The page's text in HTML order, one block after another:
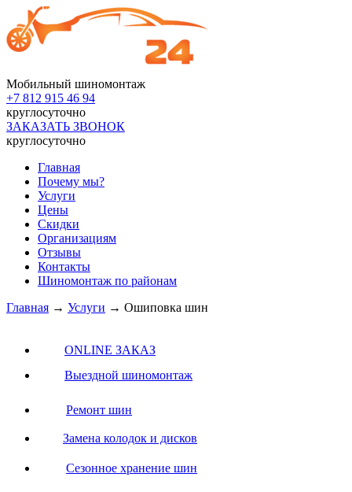
Мобильный шиномонтаж
+7 812 915 46 94
круглосуточно
ЗАКАЗАТЬ ЗВОНОК
круглосуточно
Главная
Почему мы?
Услуги
Цены
Скидки
Организациям
Отзывы
Контакты
Шиномонтаж по районам
Главная → Услуги → Ошиповка шин
ONLINE ЗАКАЗ
Выездной шиномонтаж
Ремонт шин
Замена колодок и дисков
Сезонное хранение шин